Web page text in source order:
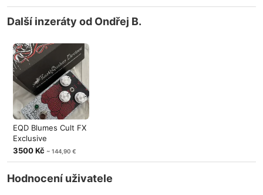
Další inzeráty od Ondřej B.
EQD Blumes Cult FX
Exclusive
3500 Kč ~ 144,90 €
Hodnocení uživatele